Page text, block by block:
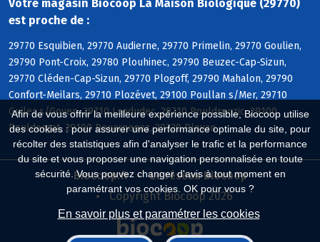
Afin de vous offrir la meilleure expérience possible, Biocoop utilise
des cookies : pour assurer une performance optimale du site, pour
récolter des statistiques afin d'analyser le trafic et la performance
du site et vous proposer une navigation personnalisée en toute
sécurité. Vous pouvez changer d'avis à tout moment en
paramétrant vos cookies. OK pour vous ?
En savoir plus et paramétrer les cookies
Votre magasin Biocoop La Maison Biologique (29770)
est proche de :
29770 Esquibien, 29770 Audierne, 29770 Primelin, 29770 Goulien,
29790 Pont-Croix, 29780 Plouhinec, 29790 Beuzec-Cap-Sizun,
29770 Cléden-Cap-Sizun, 29770 Plogoff, 29790 Mahalon, 29790
Confort-Meilars, 29710 Plozévet, 29100 Poullan s/Mer, 29710
Guiler s/Goyen, 29710 Landudec, 29710 Pouldreuzic, 29100
Pouldergat, 29100 Douarnenez, 29720 Plovan
Biocoop.fr
Le réseau Biocoop
Copyright Biocoop 2026